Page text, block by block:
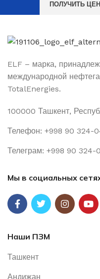
ПОЛУЧИТЬ
ELF – марка,
международной
TotalEnergies.
100000 Ташкент,
Телефон: +998 90 324-
Телеграм: +998 90 324-
Мы в социальных
Наши ПЗМ
Ташкент
Андижан